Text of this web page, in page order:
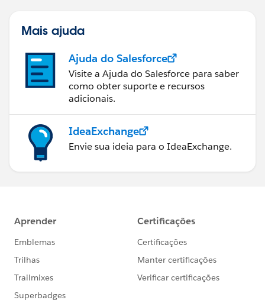
Mais ajuda
Ajuda do Salesforce
Visite a Ajuda do Salesforce para saber
como obter suporte e recursos
adicionais.
IdeaExchange
Envie sua ideia para o IdeaExchange.